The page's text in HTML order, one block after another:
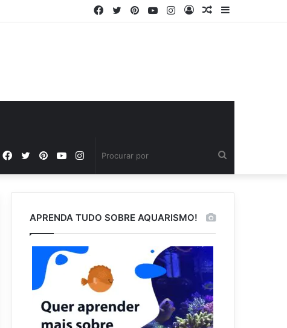
Barra
Artigo
Entrar
Instagram
YouTube
Pinterest
Twitter
Facebook
por
Instagram
YouTube
Pinterest
Twitter
Facebook
APRENDA TUDO SOBRE AQUARISMO!